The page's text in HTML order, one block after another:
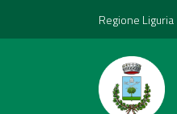
Regione Liguria